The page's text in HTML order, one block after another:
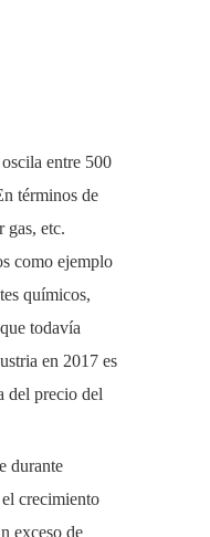
entre 500
términos de
gas, etc.
como ejemplo
químicos,
todavía
en 2017 es
del precio del
durante
crecimiento
exceso de